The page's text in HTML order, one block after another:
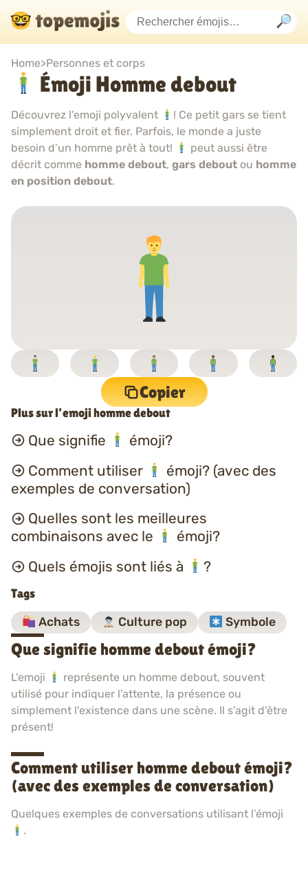
Home>Personnes et corps
Émoji Homme debout
Découvrez l’emoji polyvalent
! Ce petit gars se tient
simplement droit et fier. Parfois, le monde a juste
besoin d’un homme prêt à tout!
peut aussi être
décrit comme homme debout, gars debout ou homme
en position debout.
Copier
Plus sur l’emoji homme debout
Que signifie
émoji?
Comment utiliser
émoji? (avec des
exemples de conversation)
Quelles sont les meilleures
combinaisons avec le
émoji?
Quels émojis sont liés à
?
Tags
Achats Culture pop Symbole
Que signifie homme debout émoji?
L'emoji
représente un homme debout, souvent
utilisé pour indiquer l'attente, la présence ou
simplement l'existence dans une scène. Il s'agit d'être
présent!
Comment utiliser homme debout émoji?
(avec des exemples de conversation)
Quelques exemples de conversations utilisant l’émoji
.